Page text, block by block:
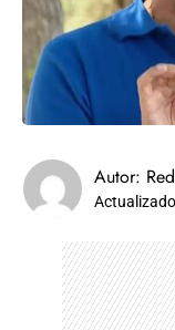
Autor: